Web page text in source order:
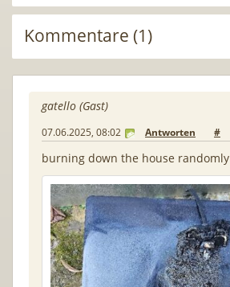
Kommentare (1)
gatello (Gast)
07.06.2025, 08:02 Antworten #
burning down the house randomly